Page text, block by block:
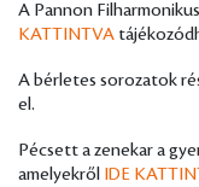
A Pannon
KATTINTVA
A bérletes sorozatok
el.
Pécsett a zenekar a
amelyekről
IDE